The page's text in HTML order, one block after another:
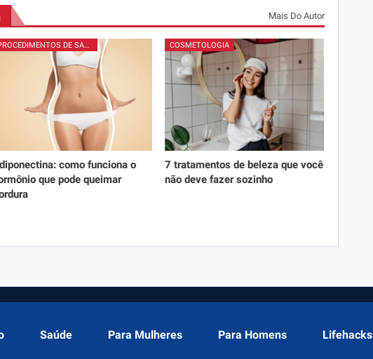
Mais Do Autor
PROCEDIMENTOS DE SALÃO
como funciona o
que pode queimar
COSMETOLOGIA
7 tratamentos de beleza que você
não deve fazer sozinho
Saúde Para Mulheres Para Homens Lifehacks